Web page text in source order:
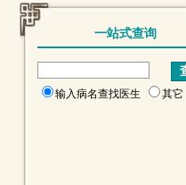
一站式查询
输入病名查找医生 其它